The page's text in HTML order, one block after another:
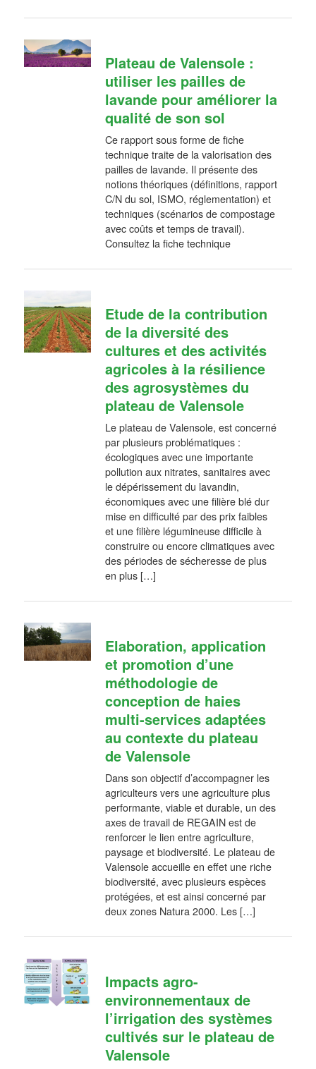
Plateau de Valensole :
utiliser les pailles de
lavande pour améliorer la
qualité de son sol
Ce rapport sous forme de fiche
technique traite de la valorisation des
pailles de lavande. Il présente des
notions théoriques (définitions, rapport
C/N du sol, ISMO, réglementation) et
techniques (scénarios de compostage
avec coûts et temps de travail).
Consultez la fiche technique
Etude de la contribution
de la diversité des
cultures et des activités
agricoles à la résilience
des agrosystèmes du
plateau de Valensole
Le plateau de Valensole, est concerné
par plusieurs problématiques :
écologiques avec une importante
pollution aux nitrates, sanitaires avec
le dépérissement du lavandin,
économiques avec une filière blé dur
mise en difficulté par des prix faibles
et une filière légumineuse difficile à
construire ou encore climatiques avec
des périodes de sécheresse de plus
en plus […]
Elaboration, application
et promotion d’une
méthodologie de
conception de haies
multi-services adaptées
au contexte du plateau
de Valensole
Dans son objectif d’accompagner les
agriculteurs vers une agriculture plus
performante, viable et durable, un des
axes de travail de REGAIN est de
renforcer le lien entre agriculture,
paysage et biodiversité. Le plateau de
Valensole accueille en effet une riche
biodiversité, avec plusieurs espèces
protégées, et est ainsi concerné par
deux zones Natura 2000. Les […]
Impacts agro-
environnementaux de
l’irrigation des systèmes
cultivés sur le plateau de
Valensole